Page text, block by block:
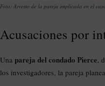
Foto: Arresto de la pareja implicada en el
Acusaciones por
Una pareja del condado Pierce,
los investigadores, la pareja